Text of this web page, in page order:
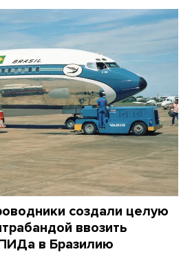
создали целую
ввозить
в Бразилию